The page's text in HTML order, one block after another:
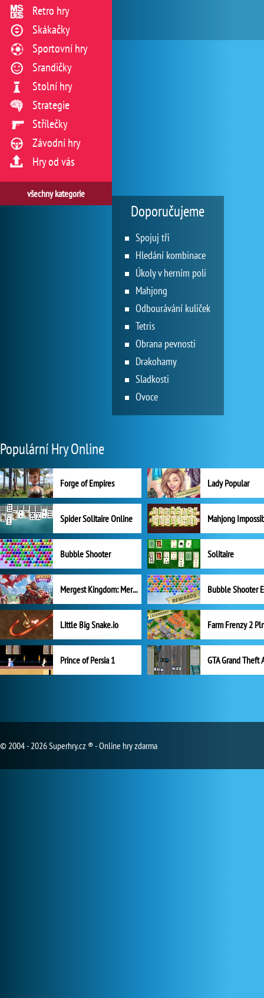
Retro hry
Skákačky
Sportovní hry
Srandičky
Stolní hry
Strategie
Střílečky
Závodní hry
Hry od vás
všechny kategorie
Doporučujeme
Spojuj tři
Hledání kombinace
Úkoly v herním poli
Mahjong
Odbourávání kuliček
Tetris
Obrana pevnosti
Drakohamy
Sladkosti
Ovoce
Populární Hry Online
Forge of Empires Lady Popular
Spider Solitaire Online Mahjong
Bubble Shooter Solitaire
Mergest Kingdom: Merge Puzzle
Little Big Snake.io
Prince of Persia 1 GTA Grand Theft
© 2004 - 2026 Superhry.cz ® - Online hry zdarma